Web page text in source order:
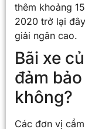
thêm khoảng
2020 trở lại
giải ngân cao.
Bãi xe
đảm
không?
Các đơn vị